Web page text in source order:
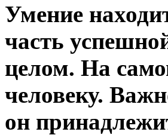
Умение
часть
целом. На
человеку.
он